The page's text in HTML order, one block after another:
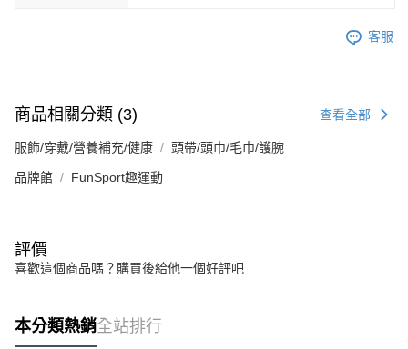
客服
商品相關分類 (3) 查看全部
服飾/穿戴/營養補充/健康 頭帶/頭巾/毛巾/護腕
品牌館 FunSport趣運動
評價
喜歡這個商品嗎？購買後給他一個好評吧
本分類熱銷全站排行